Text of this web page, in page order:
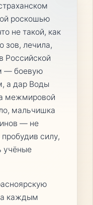
роскошью
не такой, как
зов, лечила,
Российской
— боевую
а дар Воды
межмировой
мальчишка
— не
силу,
учёные
каждым